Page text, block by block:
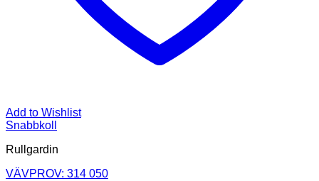
Add to Wishlist
Snabbkoll
Rullgardin
VÄVPROV: 314 050